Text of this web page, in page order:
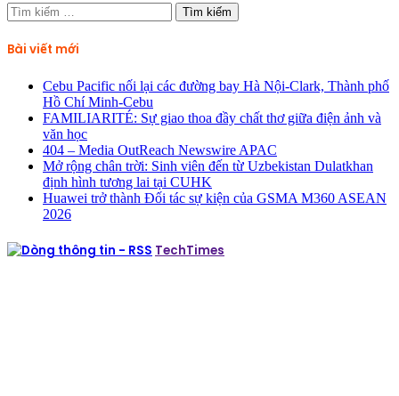
Tìm
kiếm
cho:
Bài viết mới
Cebu Pacific nối lại các đường bay Hà Nội-Clark, Thành phố
Hồ Chí Minh-Cebu
FAMILIARITÉ: Sự giao thoa đầy chất thơ giữa điện ảnh và
văn học
404 – Media OutReach Newswire APAC
Mở rộng chân trời: Sinh viên đến từ Uzbekistan Dulatkhan
định hình tương lai tại CUHK
Huawei trở thành Đối tác sự kiện của GSMA M360 ASEAN
2026
TechTimes